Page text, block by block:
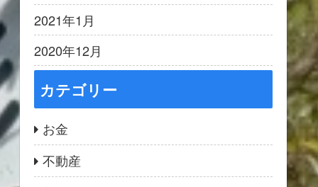
2021年1月
2020年12月
カテゴリー
お金
不動産